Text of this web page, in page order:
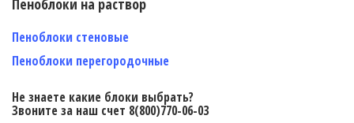
Пеноблоки на раствор
Пеноблоки стеновые
Пеноблоки перегородочные
Не знаете какие блоки выбрать?
Звоните за наш счет 8(800)770-06-03